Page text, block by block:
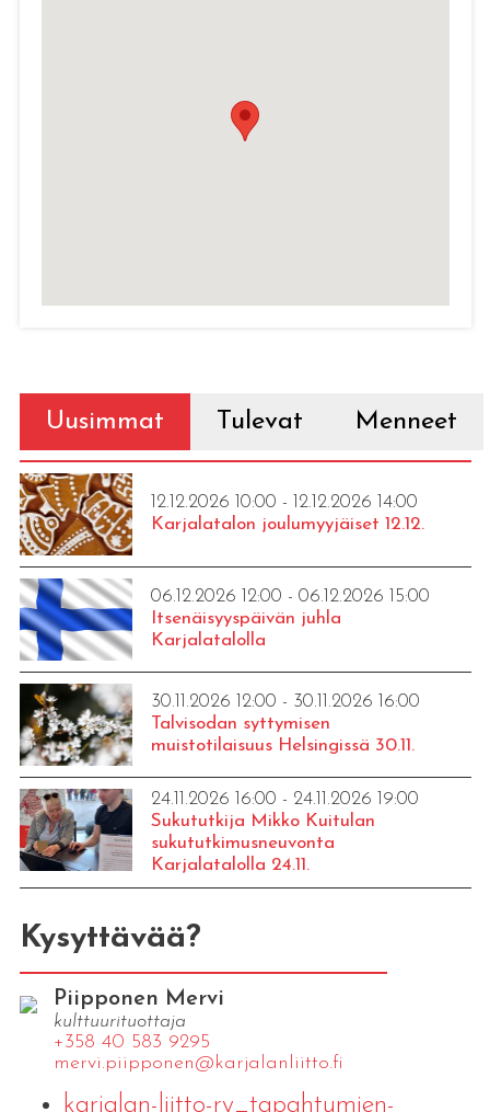
Uusimmat Tulevat Menneet
12.12.2026 10:00 - 12.12.2026 14:00
Karjalatalon joulumyyjäiset 12.12.
06.12.2026 12:00 - 06.12.2026 15:00
Itsenäisyyspäivän juhla
Karjalatalolla
30.11.2026 12:00 - 30.11.2026 16:00
Talvisodan syttymisen
muistotilaisuus Helsingissä 30.11.
24.11.2026 16:00 - 24.11.2026 19:00
Sukututkija Mikko Kuitulan
sukututkimusneuvonta
Karjalatalolla 24.11.
Kysyttävää?
Piipponen Mervi
kulttuurituottaja
+358 40 583 9295
mervi.​piipponen@​kar​jala​nlii​tto.​fi
karjalan-liitto-ry_tapahtumien-